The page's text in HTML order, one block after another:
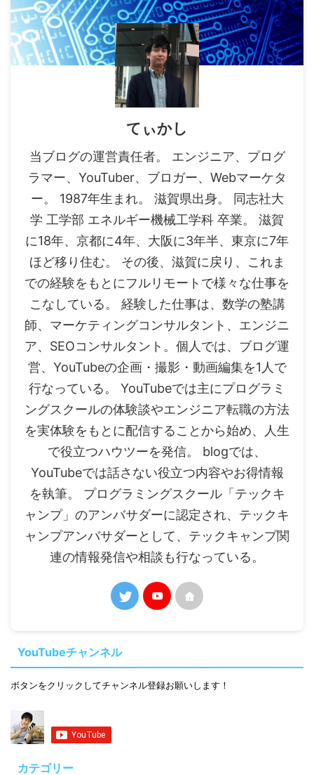
てぃかし
当ブログの運営責任者。 エンジニア、プログ
ラマー、YouTuber、ブロガー、Webマーケタ
ー。 1987年生まれ。 滋賀県出身。 同志社大
学 工学部 エネルギー機械工学科 卒業。 滋賀
に18年、京都に4年、大阪に3年半、東京に7年
ほど移り住む。 その後、滋賀に戻り、これま
での経験をもとにフルリモートで様々な仕事を
こなしている。 経験した仕事は、数学の塾講
師、マーケティングコンサルタント、エンジニ
ア、SEOコンサルタント。個人では、ブログ運
営、YouTubeの企画・撮影・動画編集を1人で
行なっている。 YouTubeでは主にプログラミ
ングスクールの体験談やエンジニア転職の方法
を実体験をもとに配信することから始め、人生
で役立つハウツーを発信。 blogでは、
YouTubeでは話さない役立つ内容やお得情報
を執筆。 プログラミングスクール「テックキ
ャンプ」のアンバサダーに認定され、テックキ
ャンプアンバサダーとして、テックキャンプ関
連の情報発信や相談も行なっている。
YouTubeチャンネル
ボタンをクリックしてチャンネル登録お願いします！
カテゴリー